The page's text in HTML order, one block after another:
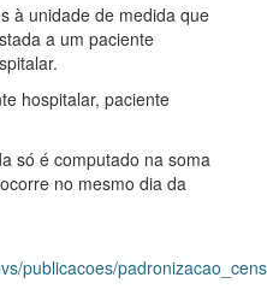
à unidade de medida que
a um paciente
hospitalar, paciente
só é computado na soma
no mesmo dia da
publicacoes/